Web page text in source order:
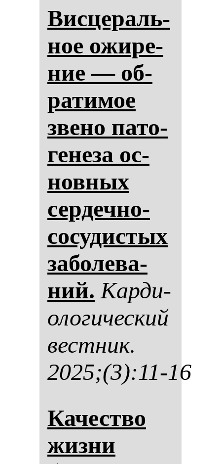
Вис­це­раль­
ное ожи­ре­
ние — об­
ра­ти­мое
зве­но па­то­
ге­не­за ос­
нов­ных
сер­деч­но-
со­су­дис­тых
за­бо­ле­ва­
ний. Кар­ди­
оло­ги­чес­кий
вес­тник.
2025;(3):11-16
Ка­чес­тво
жиз­ни